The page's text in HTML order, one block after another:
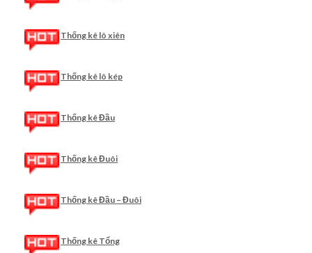
Thống kê lô xiên
Thống kê lô kép
Thống kê Đầu
Thống kê Đuôi
Thống kê Đầu – Đuôi
Thống kê Tổng